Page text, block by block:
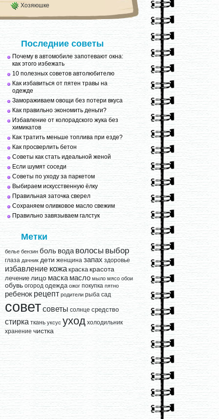
Хозяюшке
Последние советы
Почему в автомобиле запотевают окна:
как этого избежать
10 полезных советов автолюбителю
Как избавиться от пятен травы на
одежде
Замораживаем овощи без потери вкуса
Как правильно экономить деньги?
Избавление от колорадского жука без
химикатов
Как тратить меньше топлива при езде?
Как просверлить бетон
Советы как стать идеальной женой
Если шумят соседи
Советы по уходу за паркетом
Выбираем искусственную ёлку
Правильная заточка сверел
Сохраняем оливковое масло свежим
Правильно завязываем галстук
Метки
белье бензин боль вода волосы выбор
глаза дачник дети женщина запах здоровье
избавление кожа краска красота
лечение лицо маска масло мыло мясо обои
обувь огород одежда ожог покупка пятно
ребенок рецепт родители рыба сад
советсоветы солнце средство
стирка ткань уксус уход холодильник
хранение чистка